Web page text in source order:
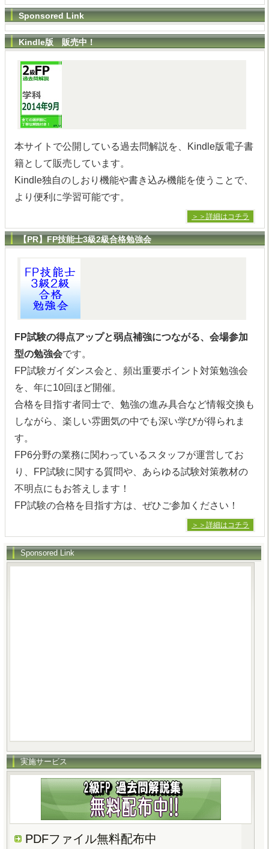
Sponsored Link
Kindle版 販売中！
本サイトで公開している過去問解説を、Kindle版電子書
籍として販売しています。
Kindle独自のしおり機能や書き込み機能を使うことで、
より便利に学習可能です。
＞＞詳細はコチラ
【PR】FP技能士3級2級合格勉強会
FP試験の得点アップと弱点補強につながる、会場参加
型の勉強会です。
FP試験ガイダンス会と、頻出重要ポイント対策勉強会
を、年に10回ほど開催。
合格を目指す者同士で、勉強の進み具合など情報交換も
しながら、楽しい雰囲気の中でも深い学びが得られま
す。
FP6分野の業務に関わっているスタッフが運営してお
り、FP試験に関する質問や、あらゆる試験対策教材の
不明点にもお答えします！
FP試験の合格を目指す方は、ぜひご参加ください！
＞＞詳細はコチラ
Sponsored Link
実施サービス
PDFファイル無料配布中